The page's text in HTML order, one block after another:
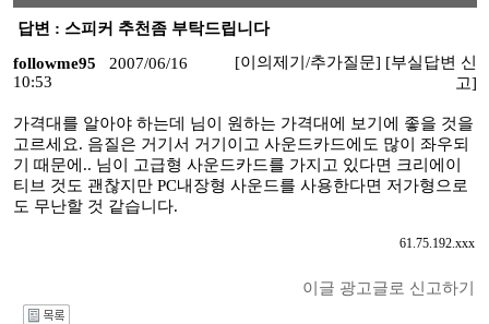
답변 : 스피커 추천좀 부탁드립니다
followme95
2007/06/16
10:53
[이의제기/추가질문] [부실답변 신
고]
가격대를 알아야 하는데 님이 원하는 가격대에 보기에 좋을 것을
고르세요. 음질은 거기서 거기이고 사운드카드에도 많이 좌우되
기 때문에.. 님이 고급형 사운드카드를 가지고 있다면 크리에이
티브 것도 괜찮지만 PC내장형 사운드를 사용한다면 저가형으로
도 무난할 것 같습니다.
61.75.192.xxx
이글 광고글로 신고하기